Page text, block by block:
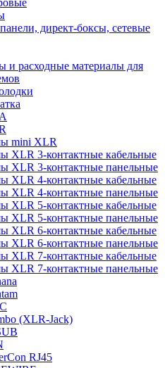
директ-боксы, сетевые
и расходные материалы для
mini XLR
XLR 3-контактные кабельные
XLR 3-контактные панельные
XLR 4-контактные кабельные
XLR 4-контактные панельные
XLR 5-контактные кабельные
XLR 5-контактные панельные
XLR 6-контактные кабельные
XLR 6-контактные панельные
XLR 7-контактные кабельные
XLR 7-контактные панельные
(XLR-Jack)
RJ45